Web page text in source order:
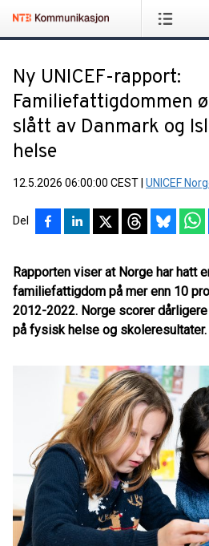
Ny UNICEF-rapport:
Familiefattigdommen
slått av Danmark og
helse
12.5.2026 06:00:00 CEST UNICEF
Del
Rapporten viser at Norge har hatt
familiefattigdom på mer enn 10
2012-2022. Norge scorer
på fysisk helse og skoleresultater.